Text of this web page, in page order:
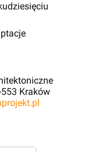
Kraków